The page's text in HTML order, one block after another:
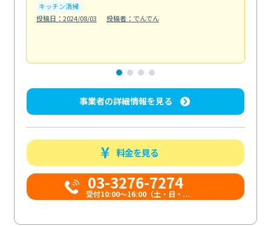
キッチン清掃
投稿日：2024/08/03
投稿者：でんでん
事業者の詳細情報を見る
料金を見る
03-3276-7274
受付10:00〜16:00（土・日・...